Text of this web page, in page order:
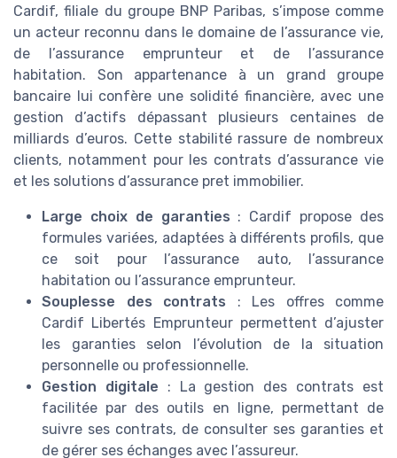
Cardif, filiale du groupe BNP Paribas, s’impose comme
un acteur reconnu dans le domaine de l’assurance vie,
de l’assurance emprunteur et de l’assurance
habitation. Son appartenance à un grand groupe
bancaire lui confère une solidité financière, avec une
gestion d’actifs dépassant plusieurs centaines de
milliards d’euros. Cette stabilité rassure de nombreux
clients, notamment pour les contrats d’assurance vie
et les solutions d’assurance pret immobilier.
Large choix de garanties : Cardif propose des
formules variées, adaptées à différents profils, que
ce soit pour l’assurance auto, l’assurance
habitation ou l’assurance emprunteur.
Souplesse des contrats : Les offres comme
Cardif Libertés Emprunteur permettent d’ajuster
les garanties selon l’évolution de la situation
personnelle ou professionnelle.
Gestion digitale : La gestion des contrats est
facilitée par des outils en ligne, permettant de
suivre ses contrats, de consulter ses garanties et
de gérer ses échanges avec l’assureur.